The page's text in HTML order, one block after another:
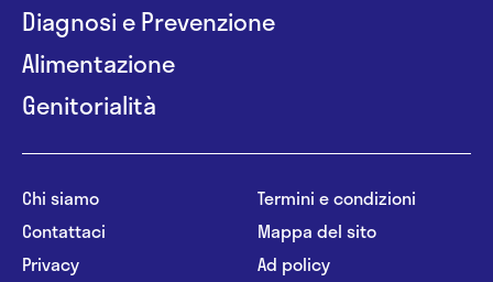
Diagnosi e Prevenzione
Alimentazione
Genitorialità
Chi siamo
Contattaci
Privacy
Termini e condizioni
Mappa del sito
Ad policy